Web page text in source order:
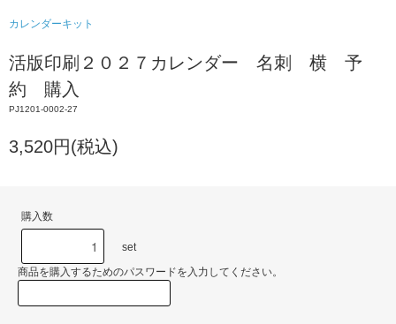
カレンダーキット
活版印刷２０２７カレンダー 名刺 横 予
約 購入
PJ1201-0002-27
3,520円(税込)
購入数
set
商品を購入するためのパスワードを入力してください。